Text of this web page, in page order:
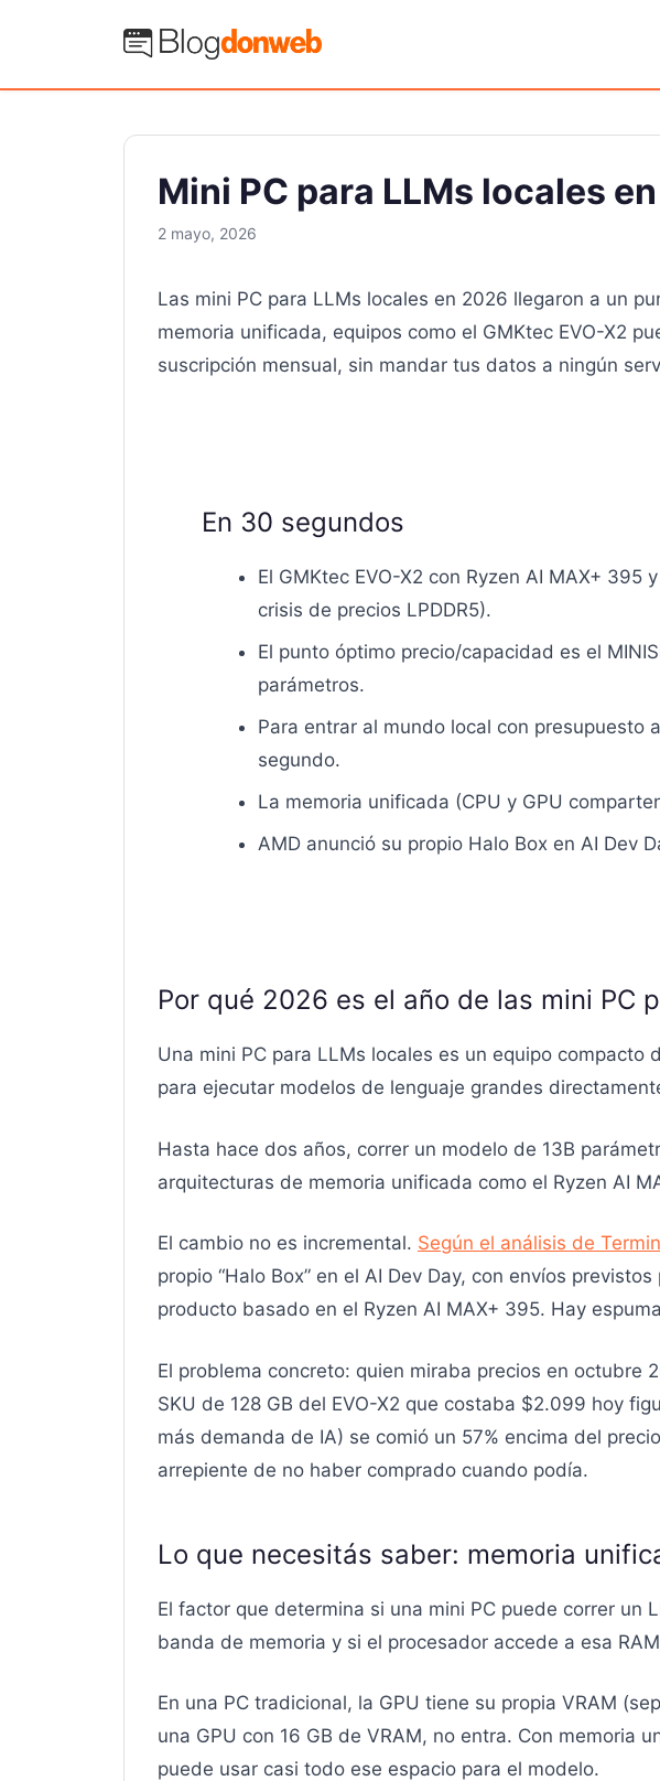
Blog Donweb
Mini PC para LLMs locales
2 mayo, 2026
Las mini PC para LLMs locales en 2026 llegaron a un
memoria unificada, equipos como el GMKtec EVO-X2
suscripción mensual, sin mandar tus datos a ningún
En 30 segundos
El GMKtec EVO-X2 con Ryzen AI MAX+
crisis de precios LPDDR5).
El punto óptimo precio/capacidad es el
parámetros.
Para entrar al mundo local con presupuesto
segundo.
La memoria unificada (CPU y GPU
AMD anunció su propio Halo Box en AI Dev
Por qué 2026 es el año de las mini PC
Una mini PC para LLMs locales es un equipo
para ejecutar modelos de lenguaje grandes
Hasta hace dos años, correr un modelo de 13B
arquitecturas de memoria unificada como el Ryzen AI
El cambio no es incremental. Según el análisis de
propio “Halo Box” en el AI Dev Day, con envíos
producto basado en el Ryzen AI MAX+ 395. Hay
El problema concreto: quien miraba precios en octubre
SKU de 128 GB del EVO-X2 que costaba $2.099 hoy
más demanda de IA) se comió un 57% encima del
arrepiente de no haber comprado cuando podía.
Lo que necesitás saber: memoria
El factor que determina si una mini PC puede correr un
banda de memoria y si el procesador accede a esa
En una PC tradicional, la GPU tiene su propia VRAM
una GPU con 16 GB de VRAM, no entra. Con memoria
puede usar casi todo ese espacio para el modelo.